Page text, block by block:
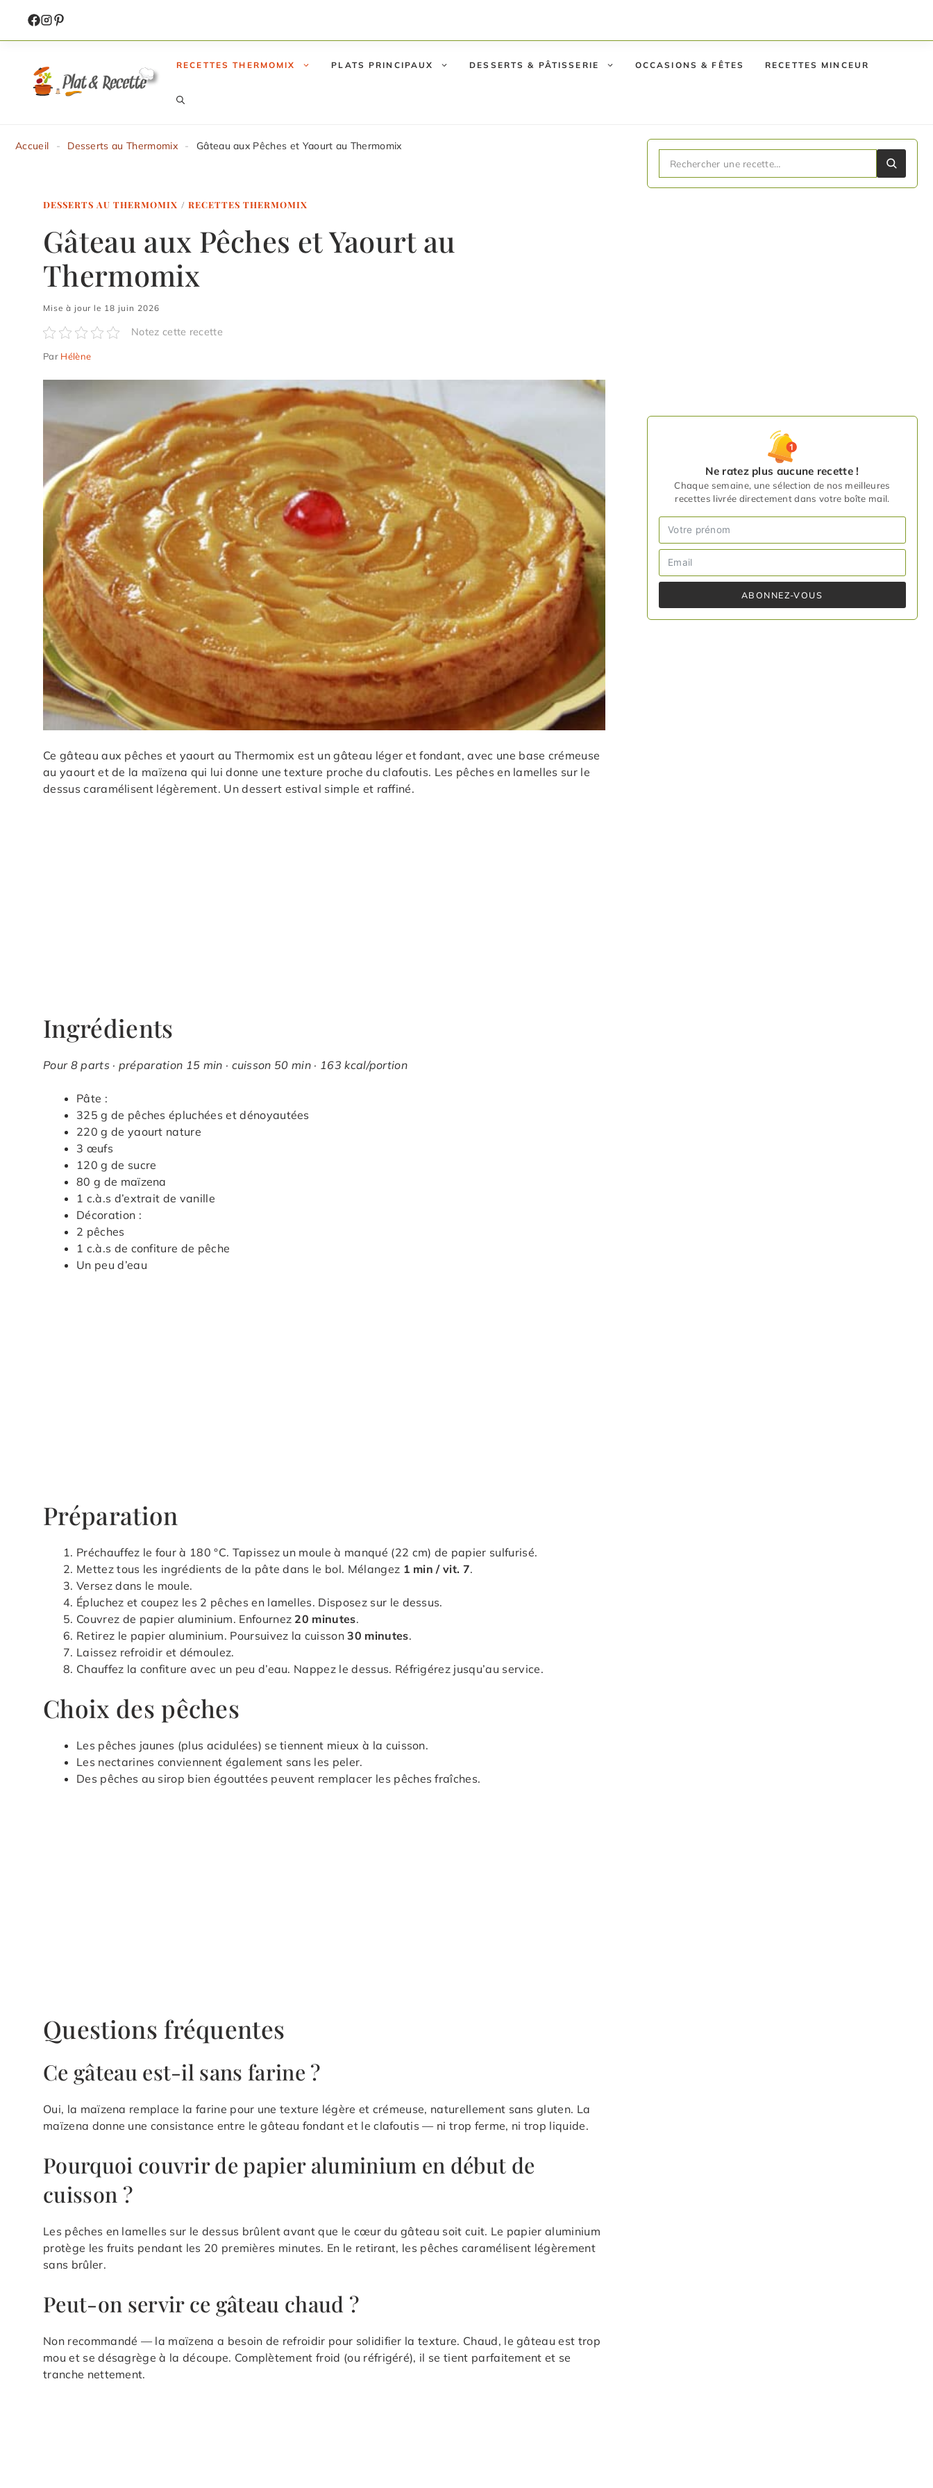
contenu
RECETTES THERMOMIX PLATS PRINCIPAUX DESSERTS & PÂTISSERIE OCCASIONS & FÊTES RECETTES MINCEUR
Accueil - Desserts au Thermomix - Gâteau aux Pêches et Yaourt au Thermomix
DESSERTS AU THERMOMIX / RECETTES THERMOMIX
Gâteau aux Pêches et Yaourt au
Thermomix
Mise à jour le 18 juin 2026
Notez cette recette
Par Hélène
Ce gâteau aux pêches et yaourt au Thermomix est un gâteau léger et fondant, avec une base crémeuse
au yaourt et de la maïzena qui lui donne une texture proche du clafoutis. Les pêches en lamelles sur le
dessus caramélisent légèrement. Un dessert estival simple et raffiné.
Ingrédients
Pour 8 parts · préparation 15 min · cuisson 50 min · 163 kcal/portion
Pâte :
325 g de pêches épluchées et dénoyautées
220 g de yaourt nature
3 œufs
120 g de sucre
80 g de maïzena
1 c.à.s d’extrait de vanille
Décoration :
2 pêches
1 c.à.s de confiture de pêche
Un peu d’eau
Préparation
Préchauffez le four à 180 °C. Tapissez un moule à manqué (22 cm) de papier sulfurisé.
Mettez tous les ingrédients de la pâte dans le bol. Mélangez 1 min / vit. 7.
Versez dans le moule.
Épluchez et coupez les 2 pêches en lamelles. Disposez sur le dessus.
Couvrez de papier aluminium. Enfournez 20 minutes.
Retirez le papier aluminium. Poursuivez la cuisson30 minutes.
Laissez refroidir et démoulez.
Chauffez la confiture avec un peu d’eau. Nappez le dessus. Réfrigérez jusqu’au service.
Choix des pêches
Les pêches jaunes (plus acidulées) se tiennent mieux à la cuisson.
Les nectarines conviennent également sans les peler.
Des pêches au sirop bien égouttées peuvent remplacer les pêches fraîches.
Questions fréquentes
Ce gâteau est-il sans farine ?
Oui, la maïzena remplace la farine pour une texture légère et crémeuse, naturellement sans gluten. La
maïzena donne une consistance entre le gâteau fondant et le clafoutis — ni trop ferme, ni trop liquide.
Pourquoi couvrir de papier aluminium en début de
cuisson ?
Les pêches en lamelles sur le dessus brûlent avant que le cœur du gâteau soit cuit. Le papier aluminium
protège les fruits pendant les 20 premières minutes. En le retirant, les pêches caramélisent légèrement
sans brûler.
Peut-on servir ce gâteau chaud ?
Non recommandé — la maïzena a besoin de refroidir pour solidifier la texture. Chaud, le gâteau est trop
mou et se désagrège à la découpe. Complètement froid (ou réfrigéré), il se tient parfaitement et se
tranche nettement.
Ne ratez plus aucune recette !
Chaque semaine, une sélection de nos meilleures
recettes livrée directement dans votre boîte mail.
ABONNEZ-VOUS